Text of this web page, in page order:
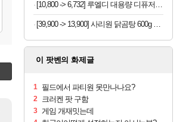
[10,800 -> 6,732] 루엘디 대용량 디퓨저 500ml
[39,900 -> 13,900] 사리원 닭곰탕 600g x 4팩
이 팟벤의 화제글
1 필드에서 파티원 못만나나요?
2 크러켄 팟 구함
3 게임 개재밋는데